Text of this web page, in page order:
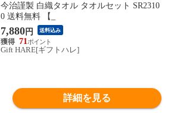
今治謹製 白織タオル タオルセット SR2310
0 送料無料 【_
7,880円 送料込み
71
Gift HARE[ギフトハレ]
詳細を見る